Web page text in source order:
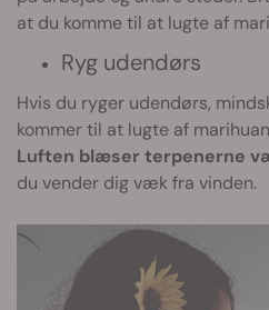
at du komme til at lugte af
Ryg udendørs
Hvis du ryger udendørs,
kommer til at lugte af
Luften blæser terpenerne
du vender dig væk fra vinden.